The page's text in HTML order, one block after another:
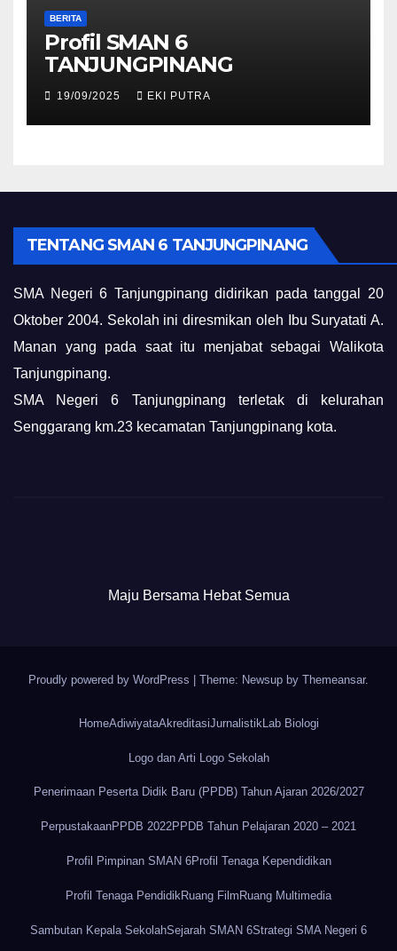
BERITA
Profil SMAN 6
TANJUNGPINANG
19/09/2025 EKI PUTRA
TENTANG SMAN 6 TANJUNGPINANG
SMA Negeri 6 Tanjungpinang didirikan pada tanggal 20
Oktober 2004. Sekolah ini diresmikan oleh Ibu Suryatati A.
Manan yang pada saat itu menjabat sebagai Walikota
Tanjungpinang.
SMA Negeri 6 Tanjungpinang terletak di kelurahan
Senggarang km.23 kecamatan Tanjungpinang kota.
Maju Bersama Hebat Semua
Proudly powered by WordPress Theme: Newsup by Themeansar.
HomeAdiwiyataAkreditasiJurnalistik Lab Biologi
Logo dan Arti Logo Sekolah
Penerimaan Peserta Didik Baru (PPDB) Tahun Ajaran 2026/2027
PerpustakaanPPDB 2022PPDB Tahun Pelajaran 2020 – 2021
Profil Pimpinan SMAN 6Profil Tenaga Kependidikan
Profil Tenaga Pendidik Ruang Film Ruang Multimedia
Sambutan Kepala SekolahSejarah SMAN 6Strategi SMA Negeri 6